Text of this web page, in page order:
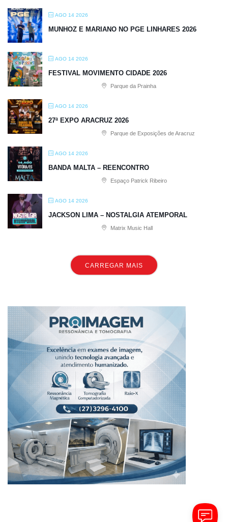
AGO 14 2026
MUNHOZ E MARIANO NO PGE LINHARES 2026
AGO 14 2026
FESTIVAL MOVIMENTO CIDADE 2026
Parque da Prainha
AGO 14 2026
27ª EXPO ARACRUZ 2026
Parque de Exposições de Aracruz
AGO 14 2026
BANDA MALTA – REENCONTRO
Espaço Patrick Ribeiro
AGO 14 2026
JACKSON LIMA – NOSTALGIA ATEMPORAL
Matrix Music Hall
CARREGAR MAIS